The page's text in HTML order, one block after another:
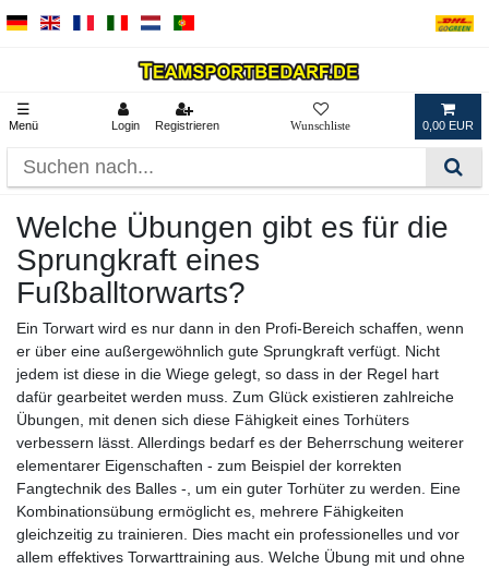
☰
Menü Login Registrieren 0,00 EUR
Welche Übungen gibt es für die
Sprungkraft eines
Fußballtorwarts?
Ein Torwart wird es nur dann in den Profi-Bereich schaffen, wenn
er über eine außergewöhnlich gute Sprungkraft verfügt. Nicht
jedem ist diese in die Wiege gelegt, so dass in der Regel hart
dafür gearbeitet werden muss. Zum Glück existieren zahlreiche
Übungen, mit denen sich diese Fähigkeit eines Torhüters
verbessern lässt. Allerdings bedarf es der Beherrschung weiterer
elementarer Eigenschaften - zum Beispiel der korrekten
Fangtechnik des Balles -, um ein guter Torhüter zu werden. Eine
Kombinationsübung ermöglicht es, mehrere Fähigkeiten
gleichzeitig zu trainieren. Dies macht ein professionelles und vor
allem effektives Torwarttraining aus. Welche Übung mit und ohne